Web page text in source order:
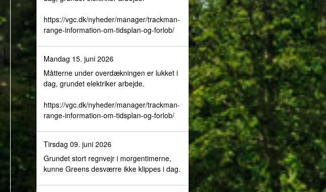
https://vgc.dk/nyheder/manager/trackman-
range-information-om-tidsplan-og-forlob/
Mandag 15. juni 2026
Måtterne under overdækningen er lukket i
dag, grundet elektriker arbejde.
https://vgc.dk/nyheder/manager/trackman-
range-information-om-tidsplan-og-forlob/
Tirsdag 09. juni 2026
Grundet stort regnvejr i morgentimerne,
kunne Greens desværre ikke klippes i dag.